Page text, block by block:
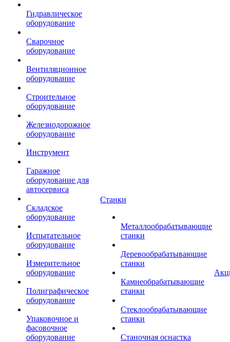
Гидравлическое
оборудование
Сварочное
оборудование
Вентиляционное
оборудование
Строительное
оборудование
Железнодорожное
оборудование
Инструмент
Гаражное
оборудование для
автосервиса
Складское
оборудование
Испытательное
оборудование
Измерительное
оборудование
Полиграфическое
оборудование
Упаковочное и
фасовочное
оборудование
Станки
Металлообрабатывающие
станки
Деревообрабатывающие
станки
Камнеобрабатывающие
станки
Стеклообрабатывающие
станки
Станочная оснастка